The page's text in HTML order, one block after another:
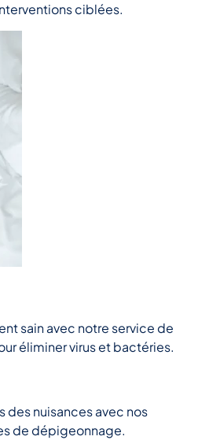
ciblées.
sain avec notre service de
éliminer virus et bactéries.
des nuisances avec nos
de dépigeonnage.